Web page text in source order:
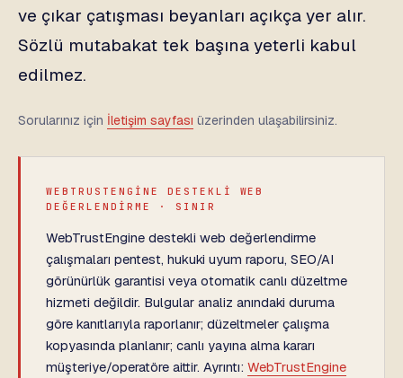
ve çıkar çatışması beyanları açıkça yer alır.
Sözlü mutabakat tek başına yeterli kabul
edilmez.
Sorularınız için İletişim sayfası üzerinden ulaşabilirsiniz.
WEBTRUSTENGINE DESTEKLİ WEB
DEĞERLENDİRME · SINIR
WebTrustEngine destekli web değerlendirme
çalışmaları pentest, hukuki uyum raporu, SEO/AI
görünürlük garantisi veya otomatik canlı düzeltme
hizmeti değildir. Bulgular analiz anındaki duruma
göre kanıtlarıyla raporlanır; düzeltmeler çalışma
kopyasında planlanır; canlı yayına alma kararı
müşteriye/operatöre aittir. Ayrıntı: WebTrustEngine